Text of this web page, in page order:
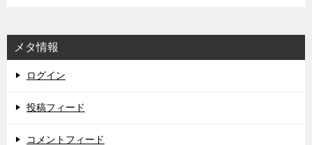
メタ情報
ログイン
投稿フィード
コメントフィード